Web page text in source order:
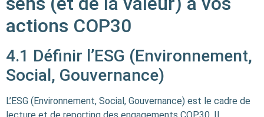
actions COP30
4.1 Définir l’ESG (Environnement,
Social, Gouvernance)
L’ESG (Environnement, Social, Gouvernance) est le cadre de